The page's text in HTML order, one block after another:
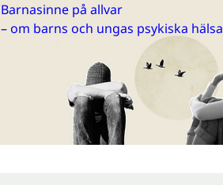
Barnasinne på allvar
– om barns och ungas psykiska hälsa